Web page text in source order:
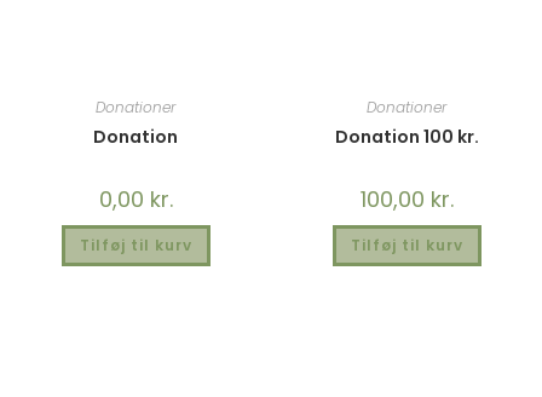
Donationer
Donation
0,00 kr.
Tilføj til kurv
Donationer
Donation 100 kr.
100,00 kr.
Tilføj til kurv